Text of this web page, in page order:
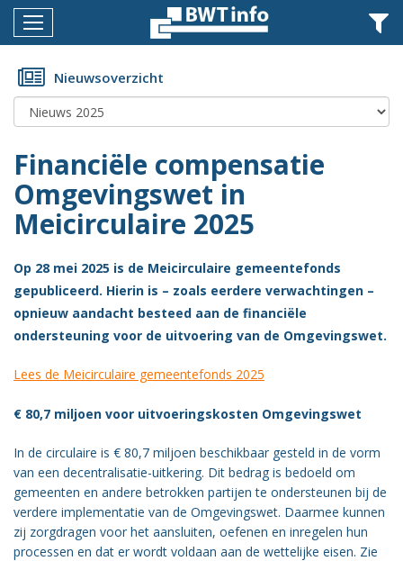
Menu
Home
Nieuws
Documenten
Dossiers
Opleidingen
Over
BWT
BMK
Vacatures
Vereniging
BWT
Contact
Nieuwsoverzicht
Financiële compensatie
Omgevingswet in
Meicirculaire 2025
Op 28 mei 2025 is de Meicirculaire gemeentefonds
gepubliceerd. Hierin is – zoals eerdere verwachtingen –
opnieuw aandacht besteed aan de financiële
ondersteuning voor de uitvoering van de Omgevingswet.
Lees de Meicirculaire gemeentefonds 2025
€ 80,7 miljoen voor uitvoeringskosten Omgevingswet
In de circulaire is € 80,7 miljoen beschikbaar gesteld in de vorm
van een decentralisatie-uitkering. Dit bedrag is bedoeld om
gemeenten en andere betrokken partijen te ondersteunen bij de
verdere implementatie van de Omgevingswet. Daarmee kunnen
zij zorgdragen voor het aansluiten, oefenen en inregelen hun
processen en dat er wordt voldaan aan de wettelijke eisen. Zie